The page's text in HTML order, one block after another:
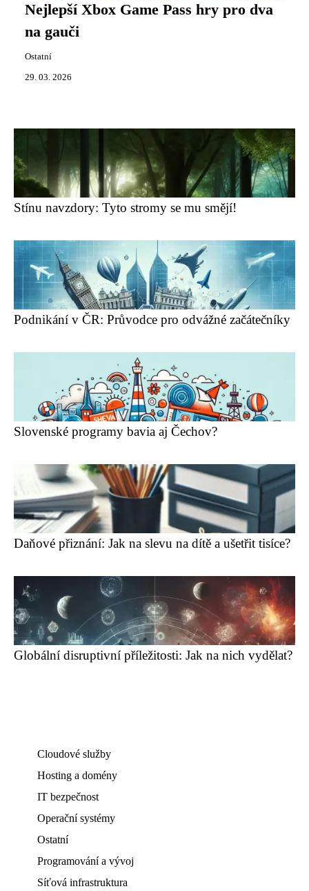
Nejlepší Xbox Game Pass hry pro dva
na gauči
Ostatní
29. 03. 2026
Stínu navzdory: Tyto stromy se mu smějí!
Podnikání v ČR: Průvodce pro odvážné začátečníky
Slovenské programy bavia aj Čechov?
Daňové přiznání: Jak na slevu na dítě a ušetřit tisíce?
Globální disruptivní příležitosti: Jak na nich vydělat?
Cloudové služby
Hosting a domény
IT bezpečnost
Operační systémy
Ostatní
Programování a vývoj
Síťová infrastruktura